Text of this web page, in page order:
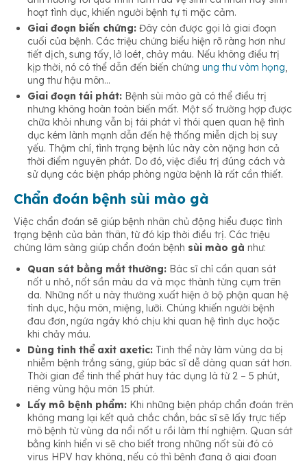
hoạt tình dục, khiến người bệnh tự ti mặc cảm.
Giai đoạn biến chứng: Đây còn được gọi là giai đoạn
cuối của bệnh. Các triệu chứng biểu hiện rõ ràng hơn như
tiết dịch, sưng tấy, lở loét, chảy máu. Nếu không điều trị
kịp thời, nó có thể dẫn đến biến chứng ung thư vòm họng,
ung thư hậu môn…
Giai đoạn tái phát: Bệnh sùi mào gà có thể điều trị
nhưng không hoàn toàn biến mất. Một số trường hợp được
chữa khỏi nhưng vẫn bị tái phát vì thói quen quan hệ tình
dục kém lành mạnh dẫn đến hệ thống miễn dịch bị suy
yếu. Thậm chí, tình trạng bệnh lúc này còn nặng hơn cả
thời điểm nguyên phát. Do đó, việc điều trị đúng cách và
sử dụng các biện pháp phòng ngừa bệnh là rất cần thiết.
Chẩn đoán bệnh sùi mào gà
Việc chẩn đoán sẽ giúp bệnh nhân chủ động hiểu được tình
trạng bệnh của bản thân, từ đó kịp thời điều trị. Các triệu
chứng lâm sàng giúp chẩn đoán bệnh sùi mào gà như:
Quan sát bằng mắt thường: Bác sĩ chỉ cần quan sát
nốt u nhỏ, nốt sần màu da và mọc thành từng cụm trên
da. Những nốt u này thường xuất hiện ở bộ phận quan hệ
tình dục, hậu môn, miệng, lưỡi. Chúng khiến người bệnh
đau đơn, ngứa ngáy khó chịu khi quan hệ tình dục hoặc
khi chảy máu.
Dùng tinh thể axit axetic: Tinh thể này làm vùng da bị
nhiễm bệnh trắng sáng, giúp bác sĩ dễ dàng quan sát hơn.
Thời gian để tinh thể phát huy tác dụng là từ 2 – 5 phút,
riêng vùng hậu môn 15 phút.
Lấy mô bệnh phẩm: Khi những biện pháp chẩn đoán trên
không mang lại kết quả chắc chắn, bác sĩ sẽ lấy trực tiếp
mô bệnh từ vùng da nổi nốt u rồi làm thí nghiệm. Quan sát
bằng kính hiển vi sẽ cho biết trong những nốt sùi đó có
virus HPV hay không, nếu có thì bệnh đang ở giai đoạn